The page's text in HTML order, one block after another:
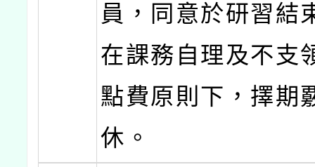
員，同意於研習結
在課務自理及不支
點費原則下，擇期
休。